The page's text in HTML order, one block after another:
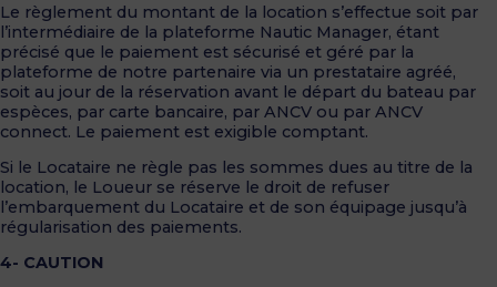
Le règlement du montant de la location s’effectue soit par
l’intermédiaire de la plateforme Nautic Manager, étant
précisé que le paiement est sécurisé et géré par la
plateforme de notre partenaire via un prestataire agréé,
soit au jour de la réservation avant le départ du bateau par
espèces, par carte bancaire, par ANCV ou par ANCV
connect. Le paiement est exigible comptant.
Si le Locataire ne règle pas les sommes dues au titre de la
location, le Loueur se réserve le droit de refuser
l’embarquement du Locataire et de son équipage jusqu’à
régularisation des paiements.
4- CAUTION